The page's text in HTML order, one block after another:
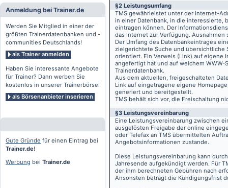
Anmeldung bei Trainer.de
Werden Sie Mitglied in einer der
größten Trainerdatenbanken und -
communities Deutschlands!
als Trainer anmelden
Haben Sie interessante Angebote
für Trainer? Dann werben Sie
kostenlos in unserer Trainerbörse!
als Börsenanbieter inserieren
Gute Gründe für einen Eintrag bei
Trainer.de!
Werbung bei Trainer.de
§2 Leistungsumfang
TMS gewährleistet unter der Internet-
in einer Datenbank, in die interessierte,
eintragen können. Der
das Internet zur Verfügung.
Der Umfang des Datenbankeintrages
zielgerichtete Suche und übersichtliche
orientiert. Ein Verweis (Link) auf eigene
angefertigt hat und auf welchem
Trainerdatenbank.
Aus dem aktuellen, freigeschalteten
Link auf eingetragene eigene
generiert und bereitgestellt.
TMS behält sich vor, die Freischaltung
§3 Leistungsvereinbarung
Eine Leistungsvereinbarung zwischen
ausgelösten Freigabe der online
oder Telefax an TMS übermittelten
Angebotsinformationen zustande.
Diese Leistungsvereinbarung kann
Jahresende aufgekündigt werden. Für
der ihm berechneten Gebühren nach
Ansonsten beträgt die Kündigungsfrist